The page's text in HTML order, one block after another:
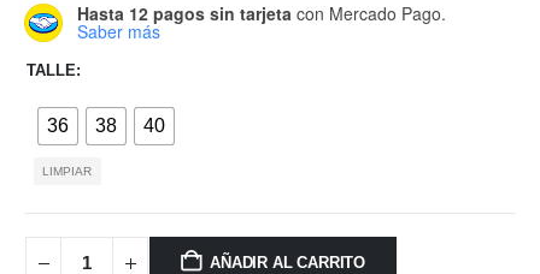
Hasta 12 pagos sin tarjeta con Mercado Pago.
Saber más
TALLE
36 38 40
LIMPIAR
AÑADIR AL CARRITO